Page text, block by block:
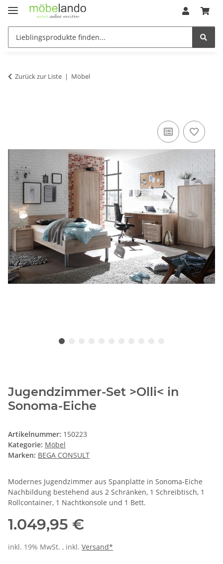
Zurück zur Liste Möbel
Jugendzimmer-Set >Olli< in
Sonoma-Eiche
Artikelnummer: 150223
Kategorie: Möbel
Marken: BEGA CONSULT
Modernes Jugendzimmer aus Spanplatte in Sonoma-Eiche
Nachbildung bestehend aus 2 Schränken, 1 Schreibtisch, 1
Rollcontainer, 1 Nachtkonsole und 1 Bett.
1.049,95 €
inkl. 19% MwSt. , inkl. Versand*